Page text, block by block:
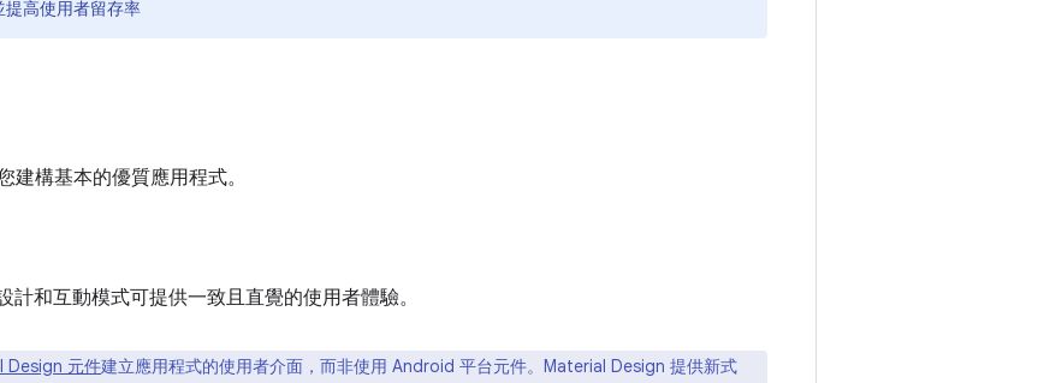
提高使用者留存率
建構基本的優質應用程式。
計和互動模式可提供一致且直覺的使用者體驗。
Design 元件建立應用程式的使用者介面，而非使用 Android 平台元件。Material Design 提供新式